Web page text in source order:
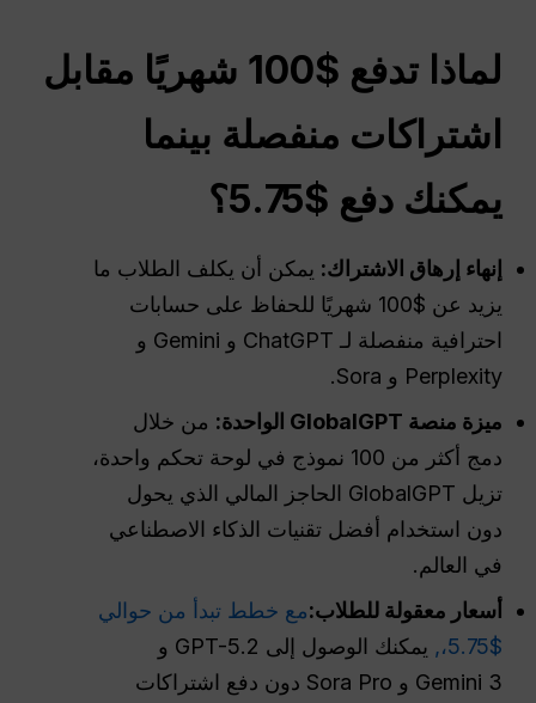
لماذا تدفع $100 شهريًا مقابل
اشتراكات منفصلة بينما
يمكنك دفع $5.75؟
إنهاء إرهاق الاشتراك: يمكن أن يكلف الطلاب ما
يزيد عن $100 شهريًا للحفاظ على حسابات
احترافية منفصلة لـ ChatGPT و Gemini و
Perplexity و Sora.
ميزة منصة GlobalGPT الواحدة:
من خلال
دمج أكثر من 100 نموذج في لوحة تحكم واحدة،
تزيل GlobalGPT الحاجز المالي الذي يحول
دون استخدام أفضل تقنيات الذكاء الاصطناعي
في العالم.
أسعار معقولة للطلاب:مع خطط تبدأ من حوالي
$5.75،,
يمكنك الوصول إلى GPT-5.2 و
Gemini 3 و Sora Pro دون دفع اشتراكات